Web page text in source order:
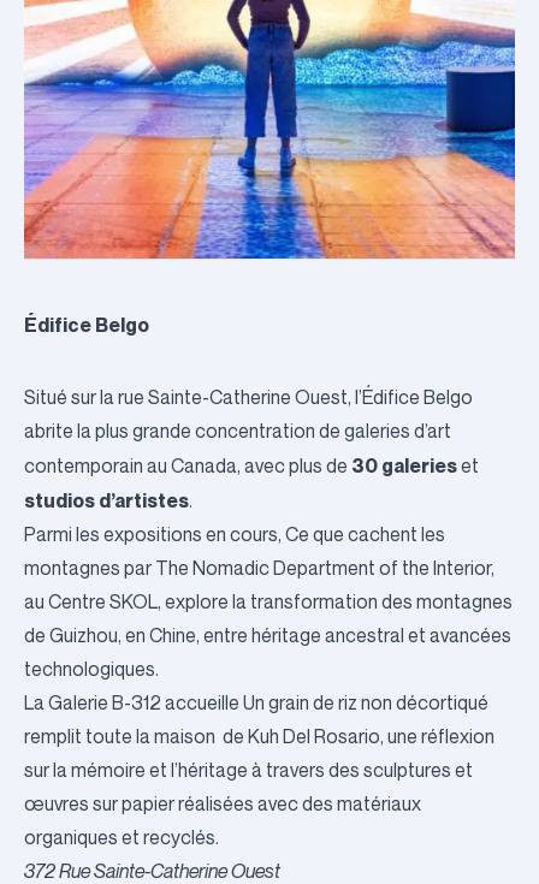
Édifice Belgo
Situé sur la rue Sainte-Catherine Ouest, l’Édifice Belgo
abrite la plus grande concentration de galeries d’art
contemporain au Canada, avec plus de 30 galerieset
studios d’artistes.
Parmi les expositions en cours, Ce que cachent les
montagnes par The Nomadic Department of the Interior,
au Centre SKOL, explore la transformation des montagnes
de Guizhou, en Chine, entre héritage ancestral et avancées
technologiques.
LaGalerie B-312 accueille Un grain de riz non décortiqué
remplit toute la maison de Kuh Del Rosario, une réflexion
sur la mémoire et l’héritage à travers des sculptures et
œuvres sur papier réalisées avec des matériaux
organiques et recyclés.
372 Rue Sainte-Catherine Ouest